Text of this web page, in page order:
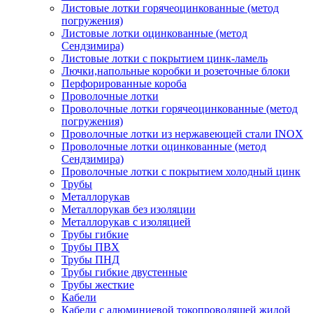
Листовые лотки горячеоцинкованные (метод
погружения)
Листовые лотки оцинкованные (метод
Сендзимира)
Листовые лотки с покрытием цинк-ламель
Лючки,напольные коробки и розеточные блоки
Перфорированные короба
Проволочные лотки
Проволочные лотки горячеоцинкованные (метод
погружения)
Проволочные лотки из нержавеющей стали INOX
Проволочные лотки оцинкованные (метод
Сендзимира)
Проволочные лотки с покрытием холодный цинк
Трубы
Металлорукав
Металлорукав без изоляции
Металлорукав с изоляцией
Трубы гибкие
Трубы ПВХ
Трубы ПНД
Трубы гибкие двустенные
Трубы жесткие
Кабели
Кабели с алюминиевой токопроводящей жилой